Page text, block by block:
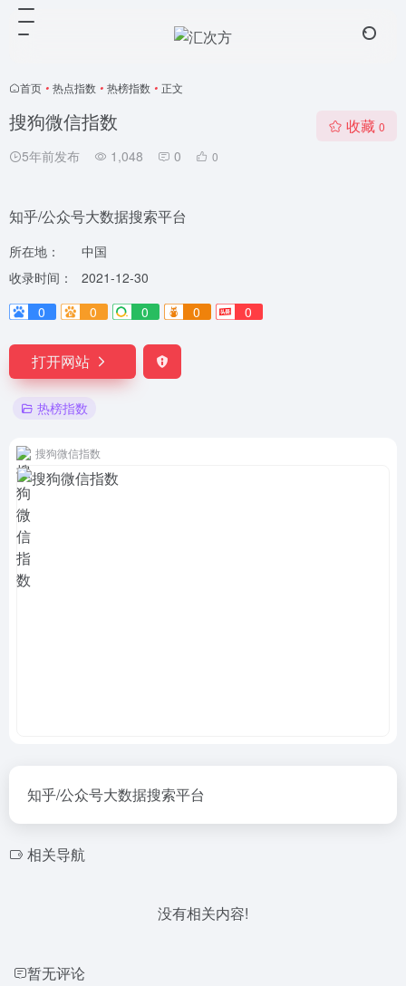
首页 • 热点指数 • 热榜指数 • 正文
搜狗微信指数
5年前发布 1,048 0 0
收藏 0
知乎/公众号大数据搜索平台
所在地：
中国
收录时间：
2021-12-30
0
0 0 0 0
打开网站
热榜指数
搜狗微信指数
知乎/公众号大数据搜索平台
相关导航
没有相关内容!
暂无评论